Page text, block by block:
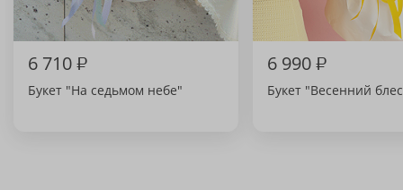
6 710₽
Букет "На седьмом небе"
6 990₽
Букет "Весенний